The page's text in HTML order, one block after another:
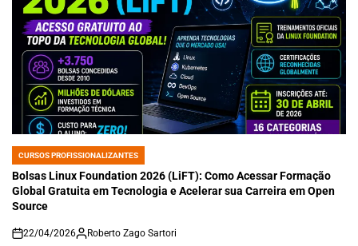
POSTED
IN
CURSOS PROFISSIONALIZANTES
Bolsas Linux Foundation 2026 (LiFT): Como Acessar Formação
Global Gratuita em Tecnologia e Acelerar sua Carreira em Open
Source
on
22/04/2026 Roberto Zago Sartori